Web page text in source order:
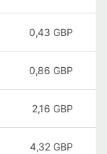
0,43 GBP
0,86 GBP
2,16 GBP
4,32 GBP